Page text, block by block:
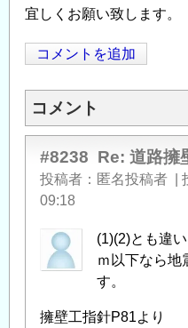
宜しくお願い致します。
コメントを追加
コメント
#8238 Re: 道路擁
投稿者 匿名投稿者
09:18
(1)(2)とも違
ｍ以下なら地
す。
擁壁工指針P81より